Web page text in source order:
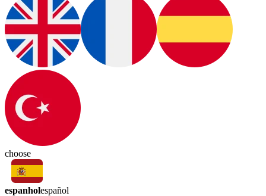
choose
espanholespañol